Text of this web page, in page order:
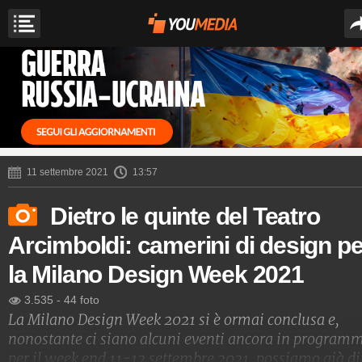
11 settembre 2021 13:57
Dietro le quinte del Teatro
Arcimboldi: camerini di design
la Milano Design Week 2021
3.535 - 44 foto
La Milano Design Week 2021 si è ormai conclusa e,
nonostante ci siano alcuni eventi ancora in
per il week end 11-12 settembre 2021, possiamo già